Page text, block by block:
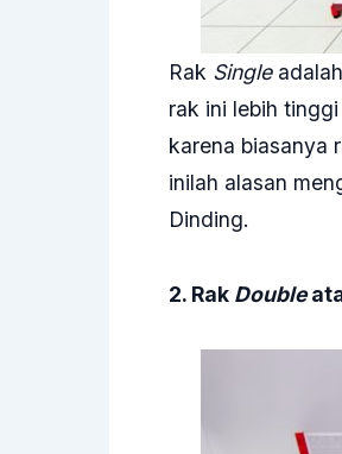
Rak Single
rak ini lebih
karena biasanya
inilah alasan
Dinding.
2. Rak Double